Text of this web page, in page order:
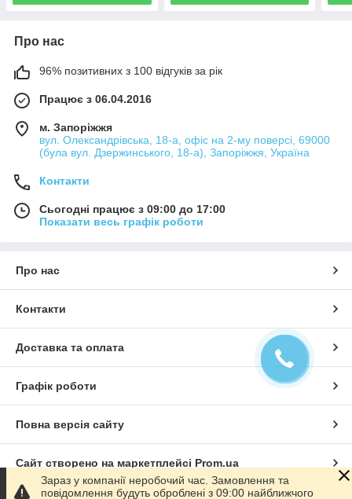
Про нас
96% позитивних з 100 відгуків за рік
Працює з 06.04.2016
м. Запоріжжя
вул. Олександрівська, 18-а, офіс на 2-му поверсі, 69000
(була вул. Дзержинського, 18-а), Запоріжжя, Україна
Контакти
Сьогодні працює з 09:00 до 17:00
Показати весь графік роботи
Про нас
Контакти
Доставка та оплата
Графік роботи
Повна версія сайту
Сайт створено на маркетплейсі Prom.ua
Зараз у компанії неробочий час. Замовлення та
повідомлення будуть оброблені з 09:00 найближчого